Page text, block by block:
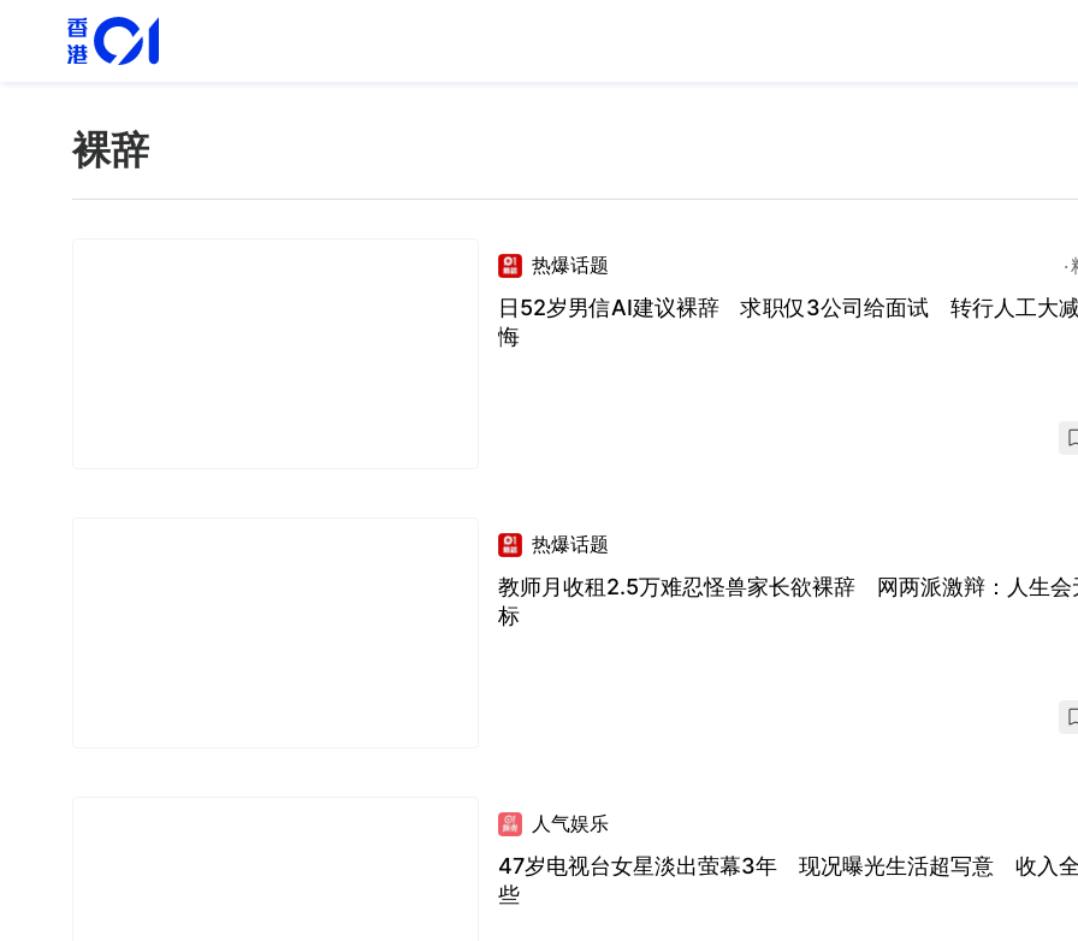
裸辞
热爆话题
日52岁男信AI建议裸辞 求职仅3公司给面试 转行人工大
悔
热爆话题
教师月收租2.5万难忍怪兽家长欲裸辞 网两派激辩：人生会
标
人气娱乐
47岁电视台女星淡出萤幕3年 现况曝光生活超写意 收入
些